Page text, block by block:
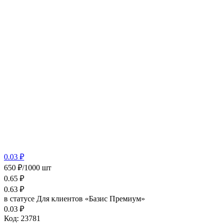
0.03 ₽
650 ₽/1000 шт
0.65 ₽
0.63 ₽
в статусе Для клиентов «Базис Премиум»
0.03 ₽
Код: 23781